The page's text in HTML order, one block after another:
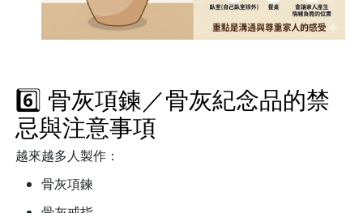
6️⃣ 骨灰項鍊／骨灰紀念品的禁
忌與注意事項
越來越多人製作：
骨灰項鍊